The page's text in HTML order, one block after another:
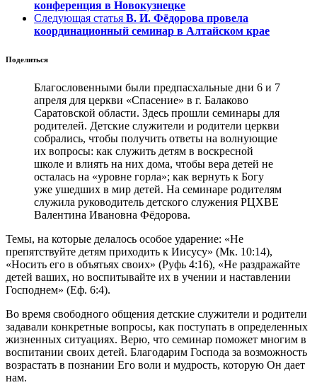
конференция в Новокузнецке
Следующая статья В. И. Фёдорова провела
координационный семинар в Алтайском крае
Поделиться
Благословенными были предпасхальные дни 6 и 7
апреля для церкви «Спасение» в г. Балаково
Саратовской области. Здесь прошли семинары для
родителей. Детские служители и родители церкви
собрались, чтобы получить ответы на волнующие
их вопросы: как служить детям в воскресной
школе и влиять на них дома, чтобы вера детей не
осталась на «уровне горла»; как вернуть к Богу
уже ушедших в мир детей. На семинаре родителям
служила руководитель детского служения РЦХВЕ
Валентина Ивановна Фёдорова.
Темы, на которые делалось особое ударение: «Не
препятствуйте детям приходить к Иисусу» (Мк. 10:14),
«Носить его в объятьях своих» (Руфь 4:16), «Не раздражайте
детей ваших, но воспитывайте их в учении и наставлении
Господнем» (Еф. 6:4).
Во время свободного общения детские служители и родители
задавали конкретные вопросы, как поступать в определенных
жизненных ситуациях. Верю, что семинар поможет многим в
воспитании своих детей. Благодарим Господа за возможность
возрастать в познании Его воли и мудрость, которую Он дает
нам.